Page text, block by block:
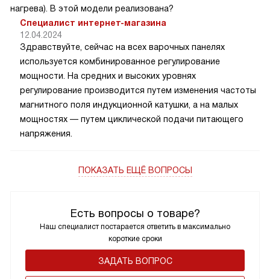
Есть вопросы о товаре?
Наш специалист постарается ответить в максимально
короткие сроки
ЗАДАТЬ ВОПРОС
нагрева). В этой модели реализована?
Специалист интернет-магазина
12.04.2024
Здравствуйте, сейчас на всех варочных панелях
используется комбинированное регулирование
мощности. На средних и высоких уровнях
регулирование производится путем изменения частоты
магнитного поля индукционной катушки, а на малых
мощностях — путем циклической подачи питающего
напряжения.
ПОКАЗАТЬ ЕЩЁ ВОПРОСЫ